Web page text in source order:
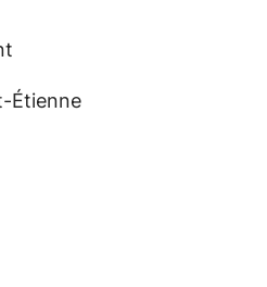
Étienne